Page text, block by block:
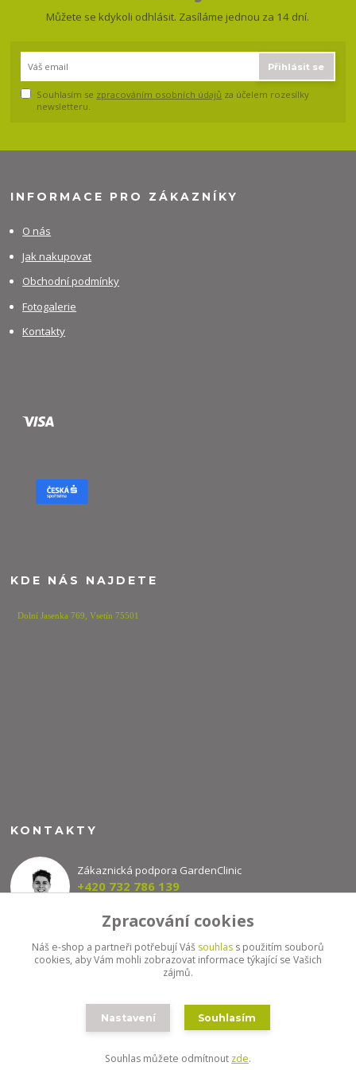
Můžete se kdykoli odhlásit. Zasíláme jednou za 14 dní.
Přihlásit se
Souhlasím se zpracováním osobních údajů za účelem rozesílky
newsletteru.
INFORMACE PRO ZÁKAZNÍKY
O nás
Jak nakupovat
Obchodní podmínky
Fotogalerie
Kontakty
KDE NÁS NAJDETE
Dolní Jasenka 769,Vsetín 75501
KONTAKTY
Zákaznická podpora GardenClinic
+420 732 786 139
info@gardenclinic.cz
Vytvořeno na Eshop-rychle.cz
Zpracování cookies
Náš e-shop a partneři potřebují Váš souhlas s použitím souborů
cookies, aby Vám mohli zobrazovat informace týkající se Vašich
zájmů.
Nastavení Souhlasím
Souhlas můžete odmítnout zde.